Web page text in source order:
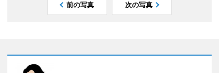
前の写真 次の写真